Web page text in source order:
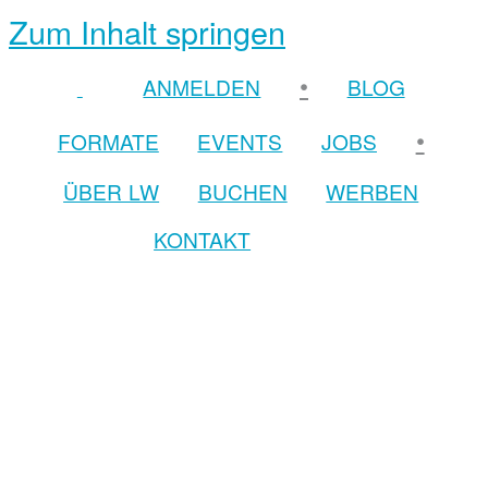
Zum Inhalt springen
ANMELDEN •
BLOG
FORMATE
EVENTS JOBS •
ÜBER LW BUCHEN
WERBEN
KONTAKT